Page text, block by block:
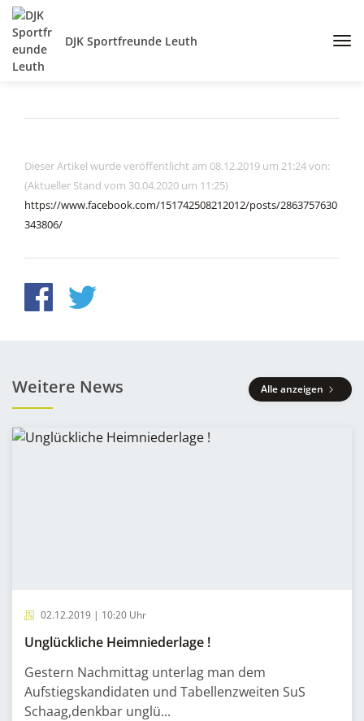
DJK Sportfreunde Leuth
Dieser Artikel wurde veröffentlicht am 08.12.2019 um 21:24 von:
(Aktueller Stand vom 30.04.2020 um 11:25)
https://www.facebook.com/151742508212012/posts/2863757630
343806/
Weitere News Alle anzeigen
02.12.2019 | 10:20 Uhr
Unglückliche Heimniederlage !
Gestern Nachmittag unterlag man dem
Aufstiegskandidaten und Tabellenzweiten SuS
Schaag,denkbar unglü...